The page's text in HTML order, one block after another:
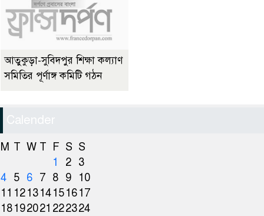
আতুকুড়া-সুবিদপুর শিক্ষা কল্যাণ
সমিতির পূর্ণাঙ্গ কমিটি গঠন
Calender
M T W T F S S
1
2 3
4 5 6 7 8 9
10
11 121314151617
18192021 222324